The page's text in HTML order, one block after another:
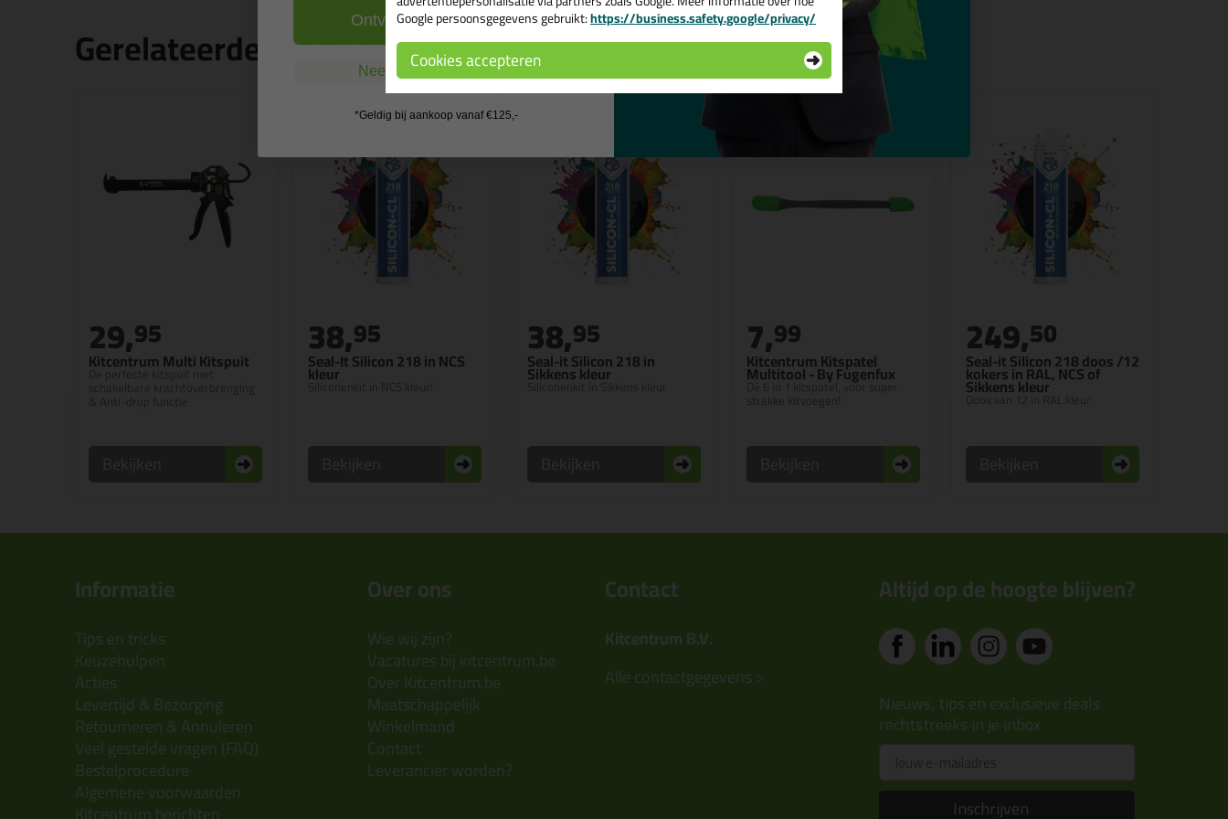
Gerelateerde producten
Kitcentrum Multi Kitspuit
De perfecte kitspuit met
29,95
Seal-It Silicon 218 in NCS
kleur
Siliconenkit in NCS kleur!
38,95
Seal-it Silicon 218 in
Sikkens kleur
Siliconenkit in Sikkens kleur
38,95
Kitcentrum Kitspatel
Multitool - By Fugenfux
Dé 6 in 1 kitspatel, voor super
7,99
Seal-it Silicon 218 doos /12
kokers in RAL, NCS of
Sikkens kleur
Doos van 12 in RAL kleur
249,50
Informatie
Tips en tricks
Keuzehulpen
Acties
Levertijd & Bezorging
Retourneren & Annuleren
Veel gestelde vragen (FAQ)
Bestelprocedure
Algemene voorwaarden
Over ons
Wie wij zijn?
Vacatures bij kitcentrum.be
Over Kitcentrum.be
Maatschappelijk
Winkelmand
Contact
Leverancier worden?
Contact
Kitcentrum B.V.
Alle contactgegevens >
Altijd op de hoogte blijven?
Nieuws, tips en exclusieve deals
rechtstreeks in je inbox
Inschrijven
Google persoonsgegevens gebruikt:https://business.safety.google/privacy/
Cookies accepteren
Ontvang de actiecode ›
Nee, ik wil geen cadeau
*Geldig bij aankoop vanaf €125,-